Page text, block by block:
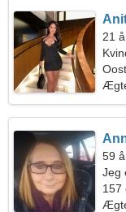
21
59
Jeg
157